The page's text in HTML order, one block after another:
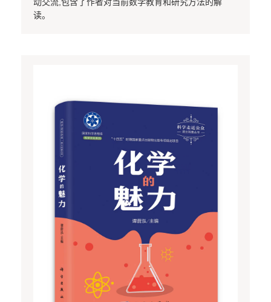
动交流,包含了作者对当前数学教育和研究方法的解
读。